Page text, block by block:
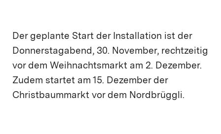
Der geplante Start der Installation ist der
Donnerstagabend, 30. November, rechtzeitig
vor dem Weihnachtsmarkt am 2. Dezember.
Zudem startet am 15. Dezember der
Christbaummarkt vor dem Nordbrüggli.